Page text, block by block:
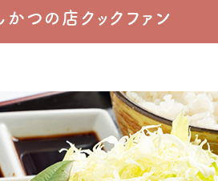
つの店クックファン